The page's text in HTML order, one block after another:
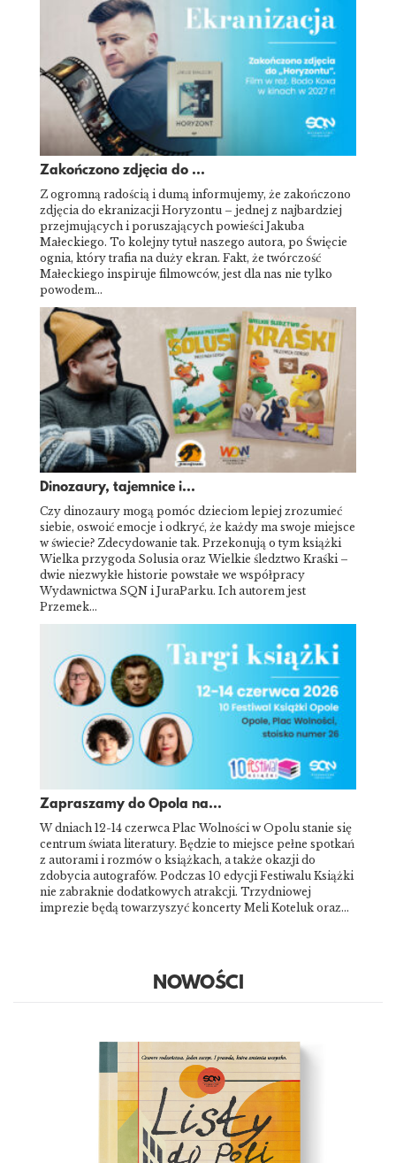
Zakończono zdjęcia do ...
Z ogromną radością i dumą informujemy, że zakończono
zdjęcia do ekranizacji Horyzontu – jednej z najbardziej
przejmujących i poruszających powieści Jakuba
Małeckiego. To kolejny tytuł naszego autora, po Święcie
ognia, który trafia na duży ekran. Fakt, że twórczość
Małeckiego inspiruje filmowców, jest dla nas nie tylko
powodem…
Dinozaury, tajemnice i...
Czy dinozaury mogą pomóc dzieciom lepiej zrozumieć
siebie, oswoić emocje i odkryć, że każdy ma swoje miejsce
w świecie? Zdecydowanie tak. Przekonują o tym książki
Wielka przygoda Solusia oraz Wielkie śledztwo Kraśki –
dwie niezwykłe historie powstałe we współpracy
Wydawnictwa SQN i JuraParku. Ich autorem jest
Przemek…
Zapraszamy do Opola na...
W dniach 12-14 czerwca Plac Wolności w Opolu stanie się
centrum świata literatury. Będzie to miejsce pełne spotkań
z autorami i rozmów o książkach, a także okazji do
zdobycia autografów. Podczas 10 edycji Festiwalu Książki
nie zabraknie dodatkowych atrakcji. Trzydniowej
imprezie będą towarzyszyć koncerty Meli Koteluk oraz…
NOWOŚCI